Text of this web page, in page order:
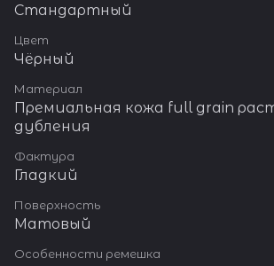
Стандартный
Цвет
Чёрный
Материал
Премиальная кожа full grain
дубления
Фактура
Гладкий
Поверхность
Матовый
Особенности ремешка